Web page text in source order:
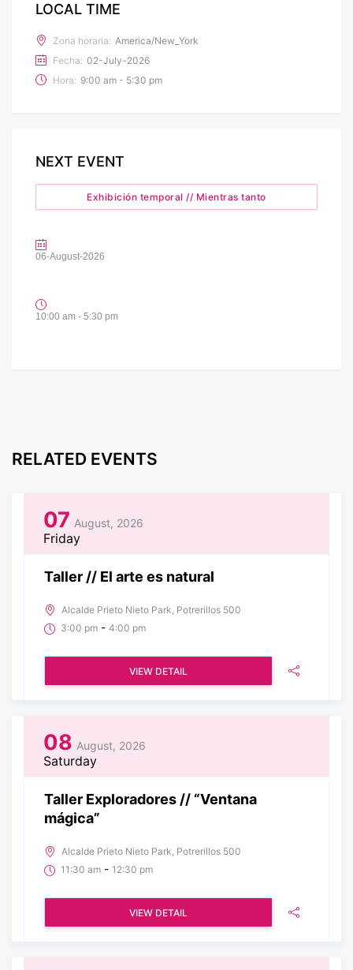
LOCAL TIME
Zona horaria: America/New_York
Fecha: 02-July-2026
Hora: 9:00 am - 5:30 pm
NEXT EVENT
Exhibición temporal // Mientras tanto
06-August-2026
10:00 am - 5:30 pm
RELATED EVENTS
07 August, 2026
Friday
Taller // El arte es natural
Alcalde Prieto Nieto Park, Potrerillos 500
3:00 pm - 4:00 pm
VIEW DETAIL
08 August, 2026
Saturday
Taller Exploradores // “Ventana
mágica”
Alcalde Prieto Nieto Park, Potrerillos 500
11:30 am - 12:30 pm
VIEW DETAIL